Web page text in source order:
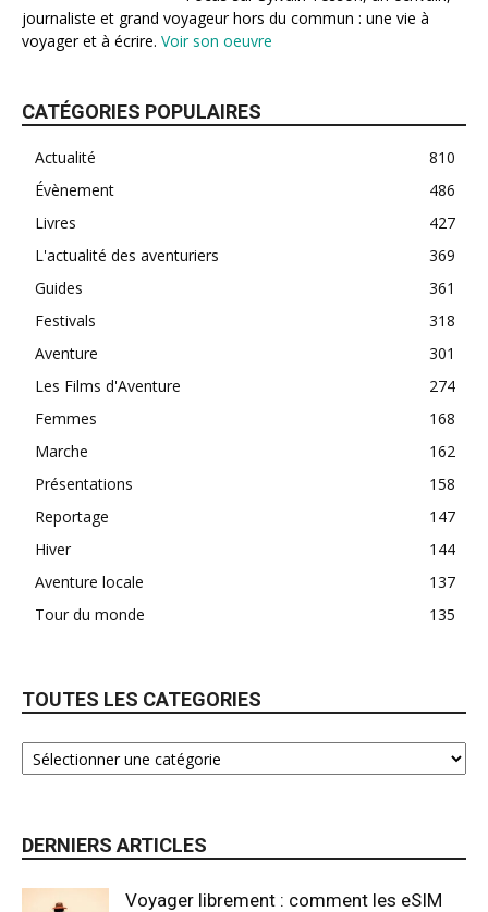
journaliste et grand voyageur hors du commun : une vie à
voyager et à écrire. Voir son oeuvre
CATÉGORIES POPULAIRES
Actualité
810
Évènement
486
Livres
427
L'actualité des aventuriers
369
Guides
361
Festivals
318
Aventure
301
Les Films d'Aventure
274
Femmes
168
Marche
162
Présentations
158
Reportage
147
Hiver
144
Aventure locale
137
Tour du monde
135
TOUTES LES CATEGORIES
DERNIERS ARTICLES
Voyager librement : comment les eSIM